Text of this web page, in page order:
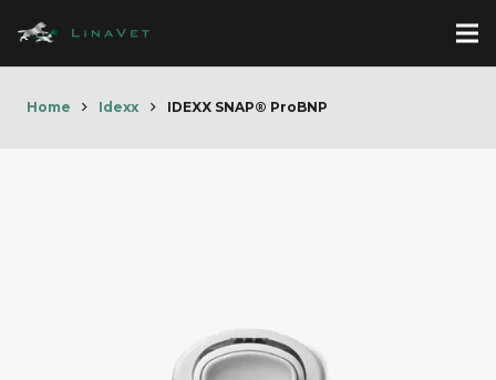
Home Idexx IDEXX SNAP® ProBNP